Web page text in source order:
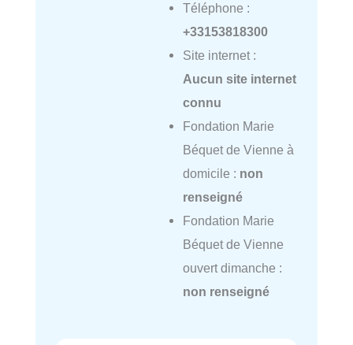
Téléphone :
+33153818300
Site internet :
Aucun site internet
connu
Fondation Marie
Béquet de Vienne à
domicile : non
renseigné
Fondation Marie
Béquet de Vienne
ouvert dimanche :
non renseigné